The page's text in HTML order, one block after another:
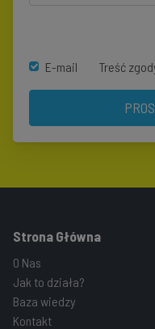
E-mail Treść
Strona Główna
O Nas
Jak to działa?
Baza wiedzy
Kontakt